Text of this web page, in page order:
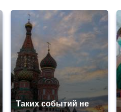
Таких событий не